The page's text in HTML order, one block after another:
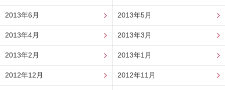
2013年6月 2013年5月
2013年4月 2013年3月
2013年2月 2013年1月
2012年12月 2012年11月